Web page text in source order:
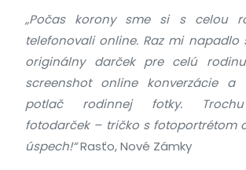
„Počas korony sme si s celou
telefonovali online. Raz mi napadlo
originálny darček pre celú
screenshot online konverzácie
potlač rodinnej fotky.
fotodarček – tričko s fotoportrétom
úspech!“Rasťo, Nové Zámky